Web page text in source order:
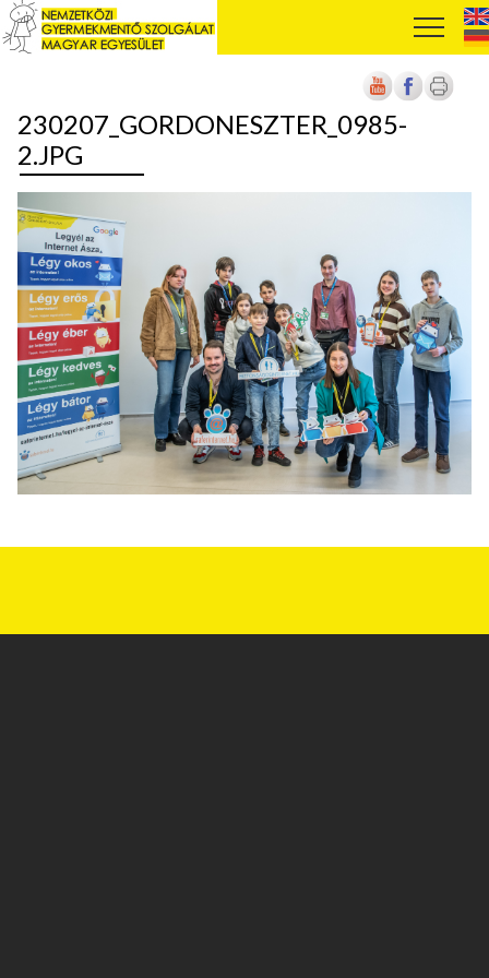
230207_GORDONESZTER_0985-
2.JPG